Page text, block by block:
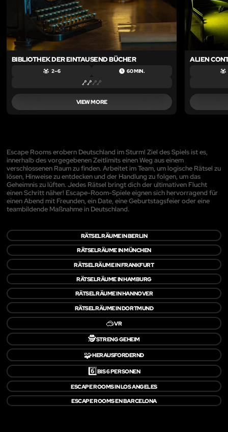
BIBLIOTHEK DER EINTAUSEND BÜCHER
2 – 6 60 MIN.
VIEW MORE
ALIEN
Escape Rooms erobern Deutschland im Sturm! Ziel des Spiels ist es,
innerhalb des vorgegebenen Zeitlimits einen Weg aus einem
verschlossenen Raum zu finden. Arbeitet im Team, um logische Rätsel zu
lösen, Hinweise zu entdecken und der Handlung zu folgen, um das
Geheimnis zu lüften. Jedes Rätsel bringt dich der ultimativen Flucht
einen Schritt näher! Escape-Room-Spiele eignen sich hervorragend für
einen Abend mit Freunden, ein Date, eine Geburtstagsfeier oder eine
teambildende Maßnahme in Deutschland.
RÄTSELRÄUME IN BERLIN
RÄTSELRÄUME IN MÜNCHEN
RÄTSELRÄUME IN FRANKFURT
RÄTSELRÄUME IN HAMBURG
RÄTSELRÄUME IN HANNOVER
RÄTSELRÄUME IN DORTMUND
🥽VR
🕵️STRENG GEHEIM
🧩HERAUSFORDERND
6️⃣BIS 6 PERSONEN
ESCAPE ROOMS IN LOS ANGELES
ESCAPE ROOMS EN BARCELONA